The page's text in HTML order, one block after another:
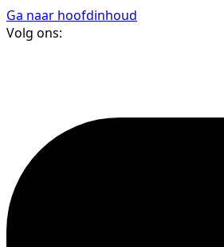
Ga naar hoofdinhoud
Volg ons: